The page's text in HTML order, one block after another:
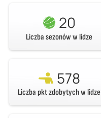
20
Liczba sezonów w lidze
578
Liczba pkt zdobytych w lidze